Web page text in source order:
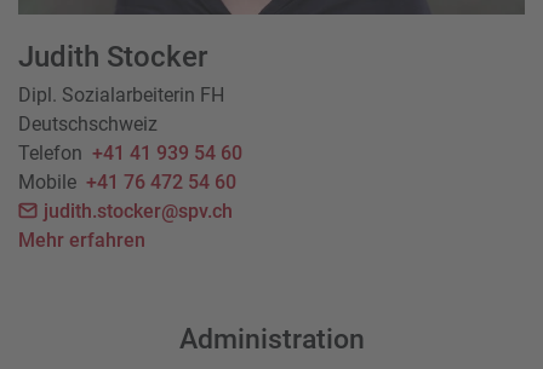
Judith Stocker
Dipl. Sozialarbeiterin FH
Deutschschweiz
Telefon +41 41 939 54 60
Mobile +41 76 472 54 60
judith.stocker@spv.ch
Mehr erfahren
Administration